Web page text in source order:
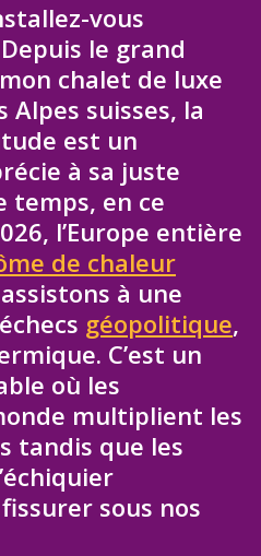
vous
le grand
chalet de luxe
Alpes suisses, la
est un
à sa juste
temps, en ce
l’Europe entière
de chaleur
à une
géopolitique,
C’est un
où les
multiplient les
tandis que les
sous nos